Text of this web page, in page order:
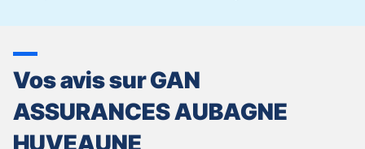
Vos avis sur GAN
ASSURANCES AUBAGNE
HUVEAUNE